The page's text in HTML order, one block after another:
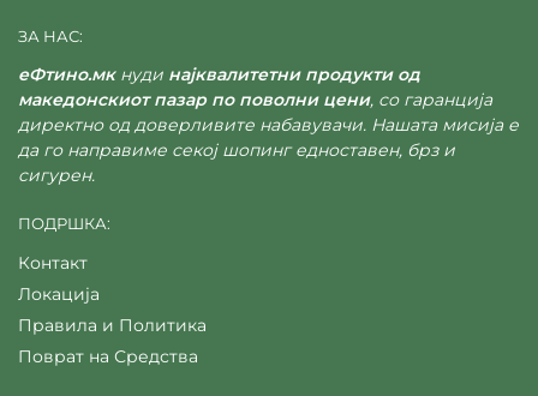
ЗА НАС:
еФтино.мкнуди најквалитетни продукти од
македонскиот пазар по поволни цени, со гаранција
директно од доверливите набавувачи. Нашата мисија е
да го направиме секој шопинг едноставен, брз и
сигурен.
ПОДРШКА:
Контакт
Локација
Правила и Политика
Поврат на Средства